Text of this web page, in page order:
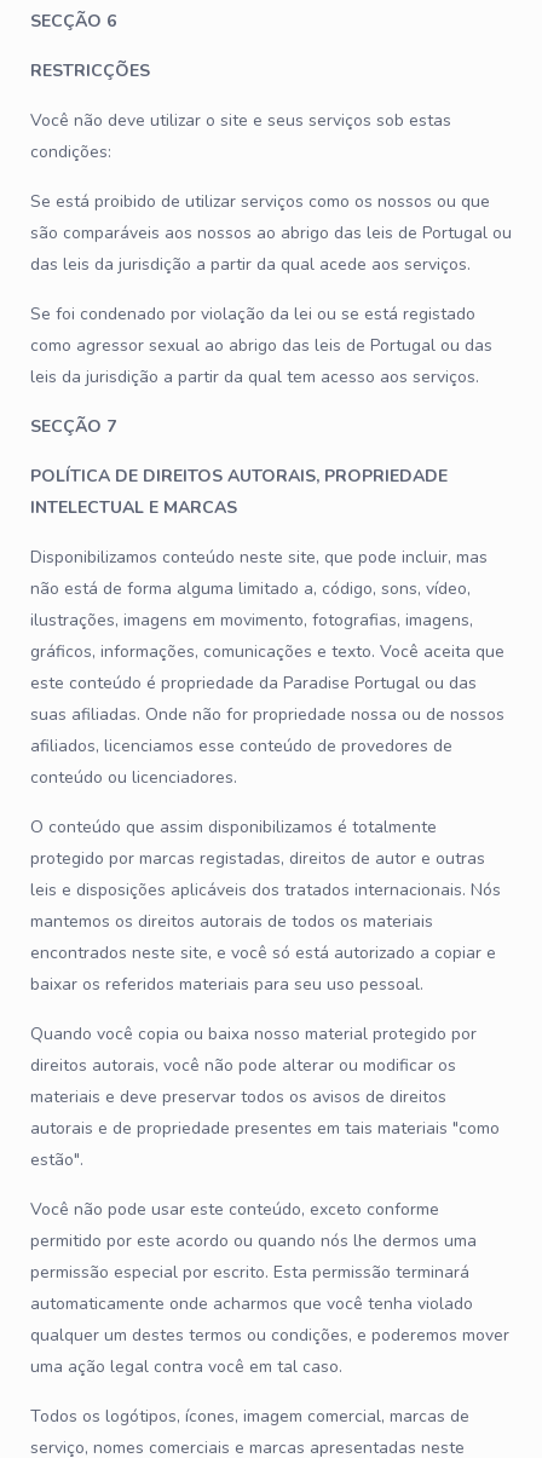
SECÇÃO 6
RESTRICÇÕES
Você não deve utilizar o site e seus serviços sob estas
condições:
Se está proibido de utilizar serviços como os nossos ou que
são comparáveis aos nossos ao abrigo das leis de Portugal ou
das leis da jurisdição a partir da qual acede aos serviços.
Se foi condenado por violação da lei ou se está registado
como agressor sexual ao abrigo das leis de Portugal ou das
leis da jurisdição a partir da qual tem acesso aos serviços.
SECÇÃO 7
POLÍTICA DE DIREITOS AUTORAIS, PROPRIEDADE
INTELECTUAL E MARCAS
Disponibilizamos conteúdo neste site, que pode incluir, mas
não está de forma alguma limitado a, código, sons, vídeo,
ilustrações, imagens em movimento, fotografias, imagens,
gráficos, informações, comunicações e texto. Você aceita que
este conteúdo é propriedade da Paradise Portugal ou das
suas afiliadas. Onde não for propriedade nossa ou de nossos
afiliados, licenciamos esse conteúdo de provedores de
conteúdo ou licenciadores.
O conteúdo que assim disponibilizamos é totalmente
protegido por marcas registadas, direitos de autor e outras
leis e disposições aplicáveis dos tratados internacionais. Nós
mantemos os direitos autorais de todos os materiais
encontrados neste site, e você só está autorizado a copiar e
baixar os referidos materiais para seu uso pessoal.
Quando você copia ou baixa nosso material protegido por
direitos autorais, você não pode alterar ou modificar os
materiais e deve preservar todos os avisos de direitos
autorais e de propriedade presentes em tais materiais "como
estão".
Você não pode usar este conteúdo, exceto conforme
permitido por este acordo ou quando nós lhe dermos uma
permissão especial por escrito. Esta permissão terminará
automaticamente onde acharmos que você tenha violado
qualquer um destes termos ou condições, e poderemos mover
uma ação legal contra você em tal caso.
Todos os logótipos, ícones, imagem comercial, marcas de
serviço, nomes comerciais e marcas apresentadas neste